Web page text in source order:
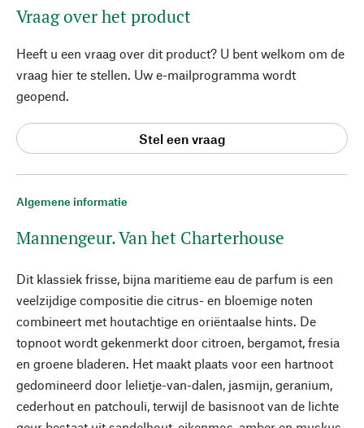
Algemene informatie
Mannengeur. Van het Charterhouse
Dit klassiek frisse, bijna maritieme eau de parfum is een
veelzijdige compositie die citrus- en bloemige noten
combineert met houtachtige en oriëntaalse hints. De
topnoot wordt gekenmerkt door citroen, bergamot, fresia
en groene bladeren. Het maakt plaats voor een hartnoot
gedomineerd door lelietje-van-dalen, jasmijn, geranium,
cederhout en patchouli, terwijl de basisnoot van de lichte
Vraag over het product
Heeft u een vraag over dit product? U bent welkom om de
vraag hier te stellen. Uw e-mailprogramma wordt
geopend.
Stel een vraag